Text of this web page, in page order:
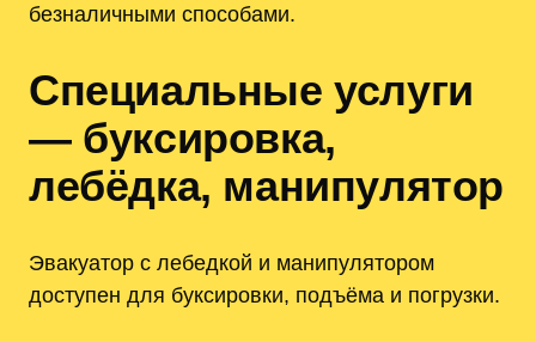
безналичными способами.
Специальные услуги
— буксировка,
лебёдка, манипулятор
Эвакуатор с лебедкой и манипулятором
доступен для буксировки, подъёма и погрузки.